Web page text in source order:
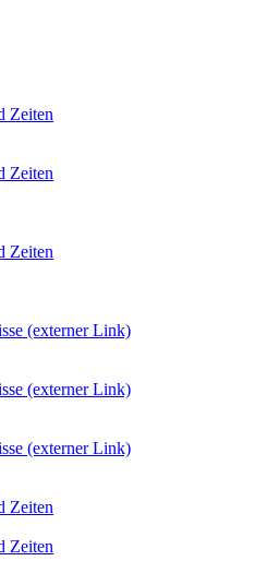
Zeiten
Zeiten
Zeiten
(externer Link)
(externer Link)
(externer Link)
Zeiten
Zeiten